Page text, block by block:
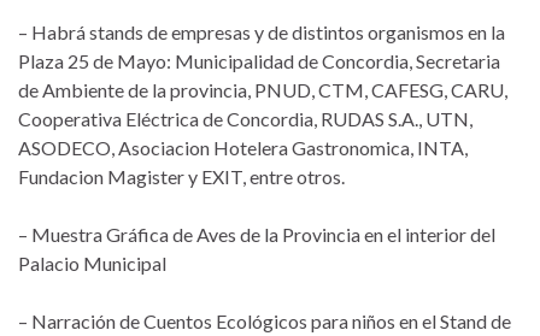
– Habrá stands de empresas y de distintos organismos en la
Plaza 25 de Mayo: Municipalidad de Concordia, Secretaria
de Ambiente de la provincia, PNUD, CTM, CAFESG, CARU,
Cooperativa Eléctrica de Concordia, RUDAS S.A., UTN,
ASODECO, Asociacion Hotelera Gastronomica, INTA,
Fundacion Magister y EXIT, entre otros.
– Muestra Gráfica de Aves de la Provincia en el interior del
Palacio Municipal
– Narración de Cuentos Ecológicos para niños en el Stand de